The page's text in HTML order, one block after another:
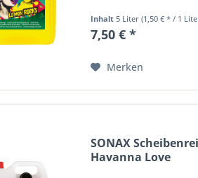
Inhalt5 Liter(1,50 € * / 1
7,50 € *
Merken
SONAX
Havanna Love